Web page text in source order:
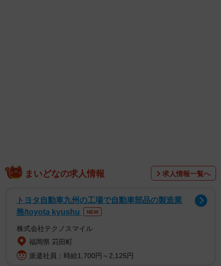
■18禁作品出演で「引くわ…」と言われる
しかし仕事柄、休みも不規則で満足に子供とコミュニケー
ションをとる時間が少なかったという反省もある。それに
まいどなの求人情報 求人情報一覧へ
トヨタ自動車九州の工場で自動車部品の製造業
務/toyota kyushu
NEW
株式会社テクノスマイル
福岡県 苅田町
派遣社員：時給1,700円～2,125円